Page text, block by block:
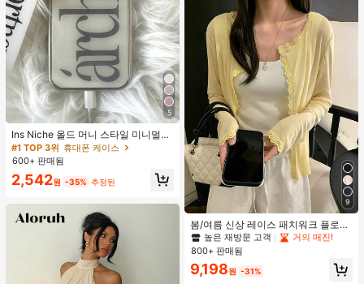
5
Ins Niche 올드 머니 스타일 미니멀리
스트 영국식 전기 도금 실버 엣지 풀
커버리지 휴대폰 케이스, 아이폰 16 프
로 맥스, 애플 17 프로 맥스, 1/3/12/11,
14 프로 호환 (태그 없음)
#1 TOP 3위 휴대폰 케이스
600+ 판매됨
2,542원 -35% 추정된
9
봄/여름 신상 레이스 패치워크 플로럴
트림 소프트 니트 가디건 경량 재킷 탑
여성용, 코티지코어 옐로우
높은 재방문 고객
거의 매진!
800+ 판매됨
9,198원 -31%